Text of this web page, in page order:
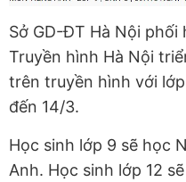
Sở GD-ĐT Hà Nội
Truyền hình Hà Nội
trên truyền hình với
đến 14/3.
Học sinh lớp 9 sẽ học
Anh. Học sinh lớp 12